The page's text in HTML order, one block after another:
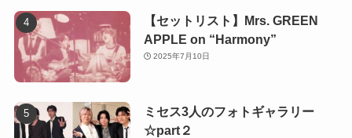
【セットリスト】Mrs. GREEN
APPLE on “Harmony”
2025年7月10日
ミセス3人のフォトギャラリー
☆part２